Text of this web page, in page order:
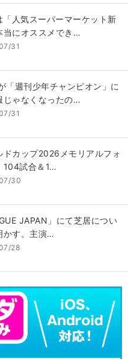
「人気スーパーマーケット新
当にオススメでき…
31
「週刊少年チャンピオン」に
じゃなくなったの…
31
ドカップ2026メモリアルフォ
104試合＆1…
30
JAPAN」にて芝居につい
かす。主演…
28